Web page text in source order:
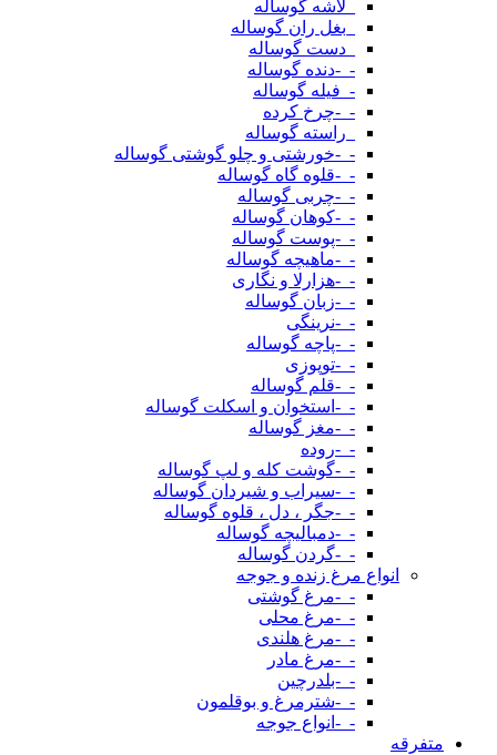
_لاشه گوساله
_بغل ران گوساله
_دست گوساله
-_-دنده گوساله
-_فیله گوساله
-_-چرخ کرده
_راسته گوساله
-_-خورشتی و چلو گوشتی گوساله
-_-قلوه گاه گوساله
-_-چربی گوساله
-_-کوهان گوساله
-_-پوست گوساله
-_-ماهیچه گوساله
-_-هزارلا و نگاری
-_-زبان گوساله
-_-نرینگی
-_-پاچه گوساله
-_-توپوزی
-_-قلم گوساله
-_-استخوان و اسکلت گوساله
-_-مغز گوساله
-_-روده
-_-گوشت کله و لپ گوساله
-_-سیراب و شیردان گوساله
-_-جگر ، دل ، قلوه گوساله
-_-دمبالیچه گوساله
-_-گردن گوساله
انواع مرغ زنده و جوجه
-_-مرغ گوشتی
-_-مرغ محلی
-_-مرغ هلندی
-_-مرغ مادر
-_-بلدرچین
-_-شترمرغ و بوقلمون
-_-انواع جوجه
متفرقه